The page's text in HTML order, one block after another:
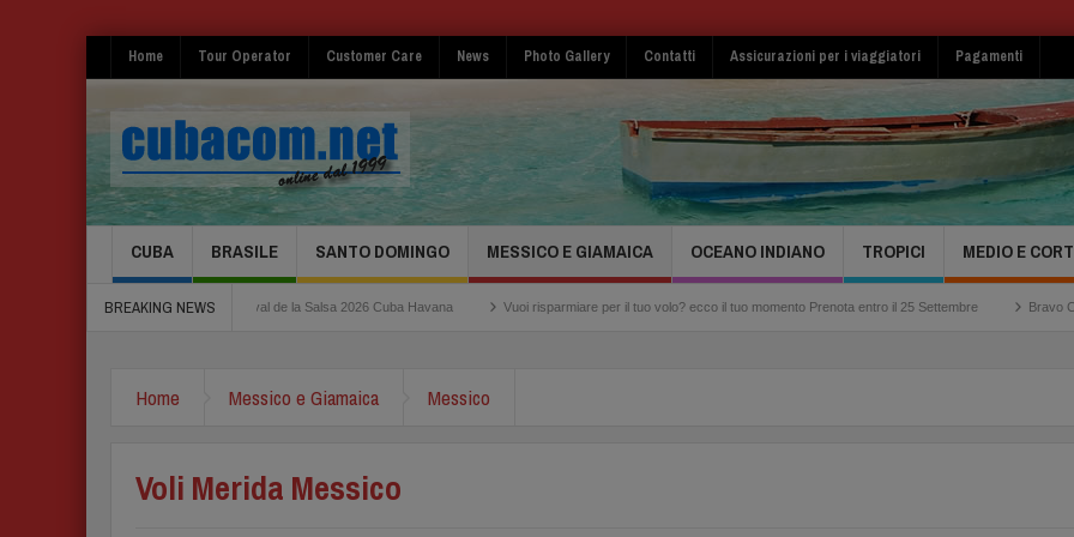
Home Tour Operator Customer Care News Photo Gallery Contatti Assicurazioni per i viaggiatori Pagamenti
CUBA BRASILE SANTO DOMINGO MESSICO E GIAMAICA OCEANO INDIANO TROPICI MEDIO E
BREAKING NEWS
Festival de la Salsa 2026 Cuba Havana Vuoi risparmiare per il tuo volo? ecco il tuo momento Prenota entro il 25 Settembre Bravo Club Viva Miches
Home Messico e Giamaica Messico
Voli Merida Messico